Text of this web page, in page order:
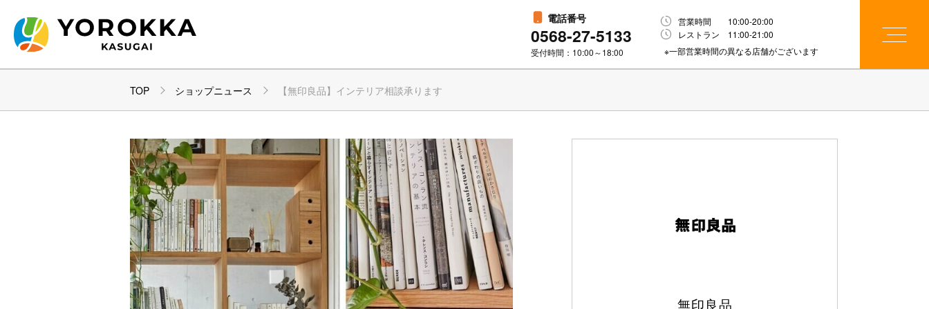
電話番号
0568-27-5133
受付時間：10:00～18:00
営業時間 10:00-20:00
レストラン 11:00-21:00
※一部営業時間の異なる店舗がございます
TOP ショップニュース 【無印良品】インテリア相談承ります
無印良品